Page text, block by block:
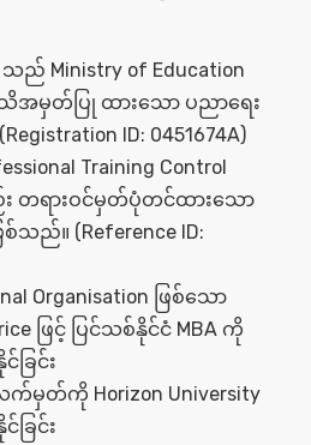
သည် Ministry of Education
သိအမှတ်ပြု ထားသော ပညာရေး
ID: 0451674A)
Training Control
တရားဝင်မှတ်ပုံတင်ထားသော
သည်။ (Reference ID:
Organisation ဖြစ်သော
ဖြင့် ပြင်သစ်နိုင်ငံ MBA ကို
ခြင်း
မှတ်ကို Horizon University
ခြင်း